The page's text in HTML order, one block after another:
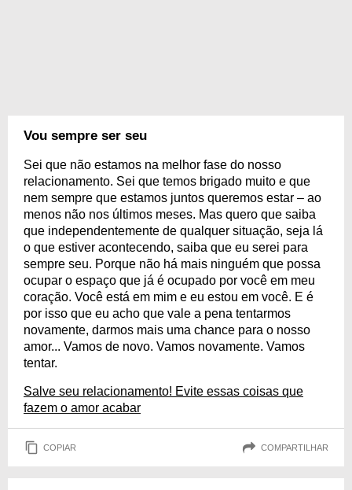
Vou sempre ser seu
Sei que não estamos na melhor fase do nosso
relacionamento. Sei que temos brigado muito e que
nem sempre que estamos juntos queremos estar – ao
menos não nos últimos meses. Mas quero que saiba
que independentemente de qualquer situação, seja lá
o que estiver acontecendo, saiba que eu serei para
sempre seu. Porque não há mais ninguém que possa
ocupar o espaço que já é ocupado por você em meu
coração. Você está em mim e eu estou em você. E é
por isso que eu acho que vale a pena tentarmos
novamente, darmos mais uma chance para o nosso
amor... Vamos de novo. Vamos novamente. Vamos
tentar.
Salve seu relacionamento! Evite essas coisas que
fazem o amor acabar
COPIAR COMPARTILHAR